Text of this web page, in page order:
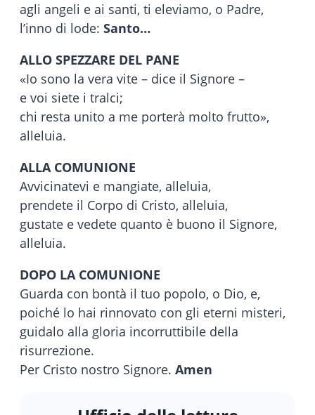
agli angeli e ai santi, ti eleviamo, o Padre,
l’inno di lode: Santo…
ALLO SPEZZARE DEL PANE
«Io sono la vera vite – dice il Signore –
e voi siete i tralci;
chi resta unito a me porterà molto frutto»,
alleluia.
ALLA COMUNIONE
Avvicinatevi e mangiate, alleluia,
prendete il Corpo di Cristo, alleluia,
gustate e vedete quanto è buono il Signore,
alleluia.
DOPO LA COMUNIONE
Guarda con bontà il tuo popolo, o Dio, e,
poiché lo hai rinnovato con gli eterni misteri,
guidalo alla gloria incorruttibile della
risurrezione.
Per Cristo nostro Signore. Amen